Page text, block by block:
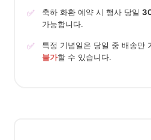
✅ 축하 화환 예약 시 행사 당일
가능합니다.
✅ 특정 기념일은 당일 중 배송만
불가할 수 있습니다.